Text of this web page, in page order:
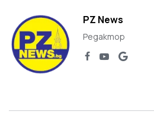
PZ News
Редактор